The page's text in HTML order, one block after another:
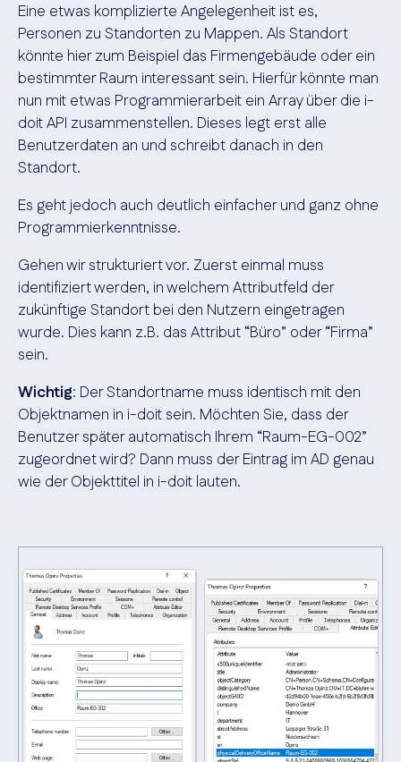
Eine etwas komplizierte Angelegenheit ist es,
Personen zu Standorten zu Mappen. Als Standort
könnte hier zum Beispiel das Firmengebäude oder ein
bestimmter Raum interessant sein. Hierfür könnte man
nun mit etwas Programmierarbeit ein Array über die i-
doit API zusammenstellen. Dieses legt erst alle
Benutzerdaten an und schreibt danach in den
Standort.
Es geht jedoch auch deutlich einfacher und ganz ohne
Programmierkenntnisse.
Gehen wir strukturiert vor. Zuerst einmal muss
identifiziert werden, in welchem Attributfeld der
zukünftige Standort bei den Nutzern eingetragen
wurde. Dies kann z.B. das Attribut “Büro” oder “Firma”
sein.
Wichtig: Der Standortname muss identisch mit den
Objektnamen in i-doit sein. Möchten Sie, dass der
Benutzer später automatisch Ihrem “Raum-EG-002”
zugeordnet wird? Dann muss der Eintrag im AD genau
wie der Objekttitel in i-doit lauten.